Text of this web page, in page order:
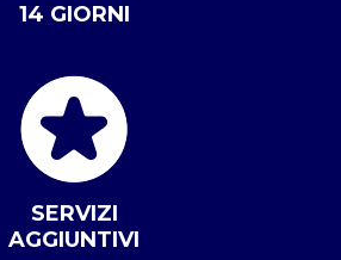
14 GIORNI
SERVIZI
AGGIUNTIVI